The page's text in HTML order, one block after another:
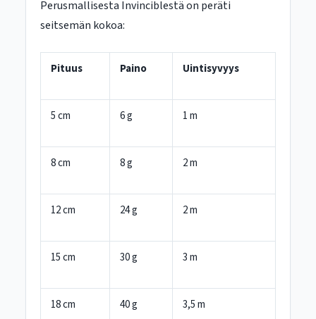
Perusmallisesta Invinciblestä on peräti
seitsemän kokoa:
Pituus Paino Uintisyvyys
5 cm 6 g 1 m
8 cm 8 g 2 m
12 cm 24 g 2 m
15 cm 30 g 3 m
18 cm 40 g 3,5 m